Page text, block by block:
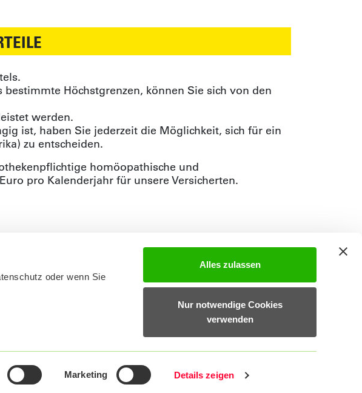
oder wenn Sie
Marketing Details zeigen
Alles zulassen
Nur notwendige Cookies
verwenden
Höchstgrenzen, können Sie sich von den
werden.
ist, haben Sie jederzeit die Möglichkeit, sich für ein
zu entscheiden.
homöopathische und
pro Kalenderjahr für unsere Versicherten.
Obernkirchen 05724 971-0